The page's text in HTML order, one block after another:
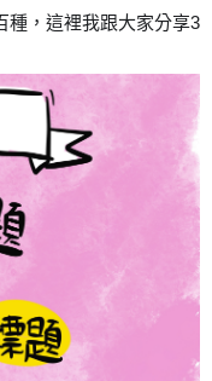
種，這裡我跟大家分享3